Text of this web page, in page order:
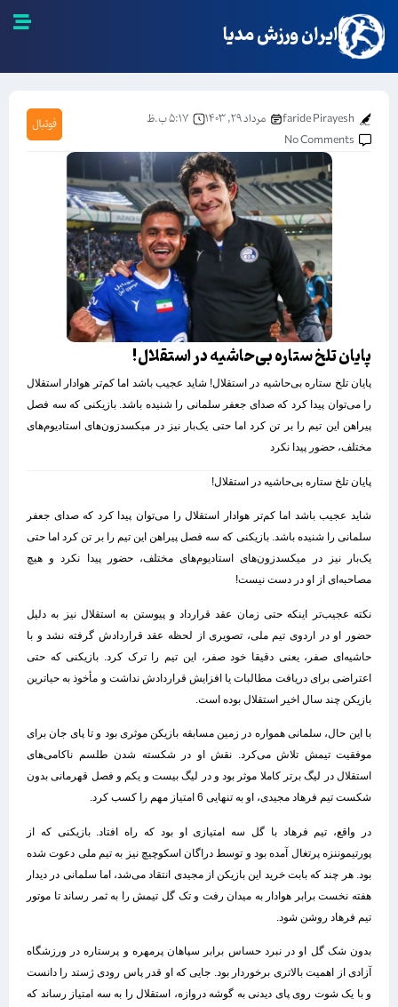
ایران ورزش مدیا
faride Pirayesh مرداد ۲۹, ۱۴۰۳
۵:۱۷ ب.ظ
No Comments
فوتبال
پایان تلخ ستاره بی‌حاشیه در استقلال!
پایان تلخ ستاره بی‌حاشیه در استقلال! شاید عجیب باشد اما کم‌تر هوادار استقلال
را می‌توان پیدا کرد که صدای جعفر سلمانی را شنیده باشد. بازیکنی که سه فصل
پیراهن این تیم را بر تن کرد اما حتی یک‌بار نیز در میکسدزون‌های استادیوم‌های
مختلف، حضور پیدا نکرد
پایان تلخ ستاره بی‌حاشیه در استقلال!
شاید عجیب باشد اما کم‌تر هوادار استقلال را می‌توان پیدا کرد که صدای جعفر
سلمانی را شنیده باشد. بازیکنی که سه فصل پیراهن این تیم را بر تن کرد اما حتی
یک‌بار نیز در میکسدزون‌های استادیوم‌های مختلف، حضور پیدا نکرد و هیچ
مصاحبه‌ای از او در دست نیست!
نکته عجیب‌تر اینکه حتی زمان عقد قرارداد و پیوستن به استقلال نیز به دلیل
حضور او در اردوی تیم ملی، تصویری از لحظه عقد قراردادش گرفته نشد و با
حاشیه‌ای صفر، یعنی دقیقا خود صفر، این تیم را ترک کرد. بازیکنی که حتی
اعتراضی برای دریافت مطالبات یا افزایش قراردادش نداشت و مأخوذ به حیاترین
بازیکن چند سال اخیر استقلال بوده است.
با این حال، سلمانی همواره در زمین مسابقه بازیکن موثری بود و تا پای جان برای
موفقیت تیمش تلاش می‌کرد. نقش او در شکسته شدن طلسم ناکامی‌های
استقلال در لیگ برتر کاملا موثر بود و در لیگ بیست و یکم و فصل قهرمانی بدون
شکست تیم فرهاد مجیدی، او به تنهایی 6 امتیاز مهم را کسب کرد.
در واقع، تیم فرهاد با گل سه امتیازی او بود که راه افتاد. بازیکنی که از
پورتیموننزه پرتغال آمده بود و توسط دراگان اسکوچیچ نیز به تیم ملی دعوت شده
بود. هر چند که بابت خرید این بازیکن از مجیدی انتقاد می‌شد، اما سلمانی در دیدار
هفته نخست برابر هوادار به میدان رفت و تک گل تیمش را به ثمر رساند تا موتور
تیم فرهاد روشن شود.
بدون شک گل او در نبرد حساس برابر سپاهان پرمهره و پرستاره در ورزشگاه
آزادی از اهمیت بالاتری برخوردار بود. جایی که او قدر پاس رودی ژستد را دانست
و با یک شوت روی پای دیدنی به گوشه دروازه، استقلال را به سه امتیاز رساند که